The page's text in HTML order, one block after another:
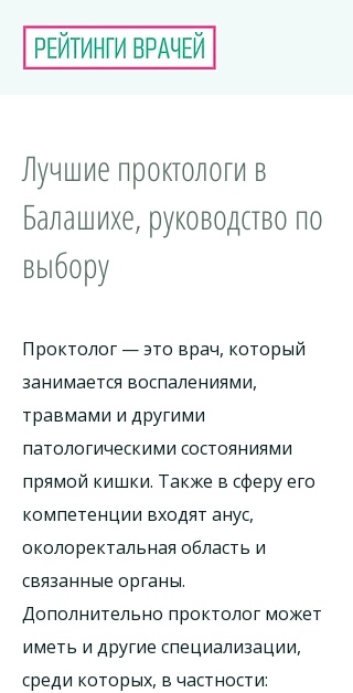
Лучшие проктологи в
Балашихе, руководство по
выбору
Проктолог — это врач, который
занимается воспалениями,
травмами и другими
патологическими состояниями
прямой кишки. Также в сферу его
компетенции входят анус,
околоректальная область и
связанные органы.
Дополнительно проктолог может
иметь и другие специализации,
среди которых, в частности: